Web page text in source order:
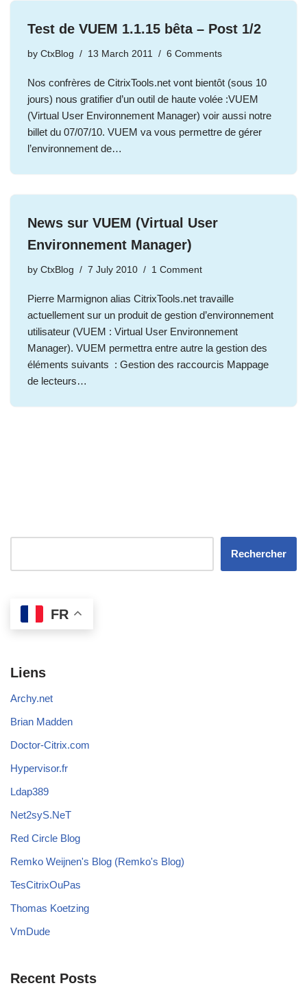
Test de VUEM 1.1.15 bêta – Post 1/2
by CtxBlog 13 March 2011 6 Comments
Nos confrères de CitrixTools.net vont bientôt (sous 10
jours) nous gratifier d’un outil de haute volée :VUEM
(Virtual User Environnement Manager) voir aussi notre
billet du 07/07/10. VUEM va vous permettre de gérer
l’environnement de…
News sur VUEM (Virtual User
Environnement Manager)
by CtxBlog 7 July 2010 1 Comment
Pierre Marmignon alias CitrixTools.net travaille
actuellement sur un produit de gestion d’environnement
utilisateur (VUEM : Virtual User Environnement
Manager). VUEM permettra entre autre la gestion des
éléments suivants : Gestion des raccourcis Mappage
de lecteurs…
Rechercher
FR
Liens
Archy.net
Brian Madden
Doctor-Citrix.com
Hypervisor.fr
Ldap389
Net2syS.NeT
Red Circle Blog
Remko Weijnen's Blog (Remko's Blog)
TesCitrixOuPas
Thomas Koetzing
VmDude
Recent Posts